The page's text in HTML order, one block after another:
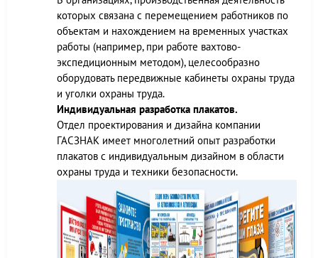
которых связана с перемещением работников по
объектам и нахождением на временных участках
работы (например, при работе вахтово-
экспедиционным методом), целесообразно
оборудовать передвижные кабинеты охраны труда
и уголки охраны труда.
Индивидуальная разработка плакатов.
Отдел проектирования и дизайна компании
ГАСЗНАК имеет многолетний опыт разработки
плакатов с индивидуальным дизайном в области
охраны труда и техники безопасности.